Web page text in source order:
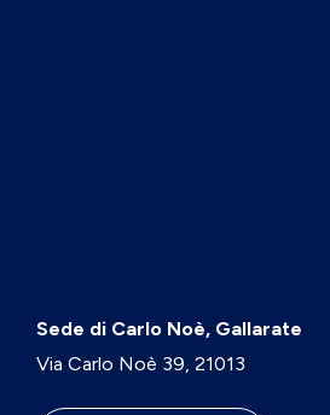
Sede di Carlo Noè, Gallarate
Via Carlo Noè 39, 21013